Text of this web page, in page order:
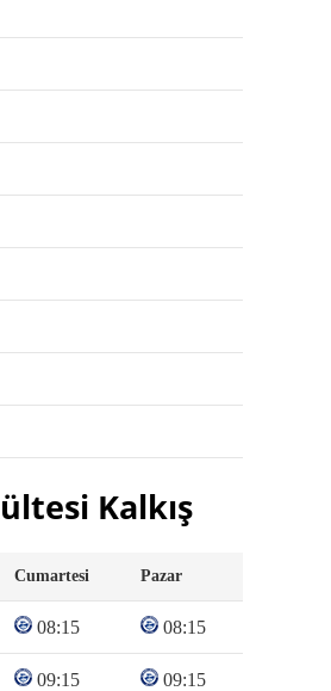
Kalkış
Cumartesi Pazar
08:15 08:15
09:15 09:15